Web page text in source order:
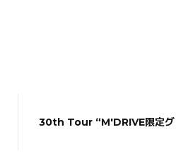
30th Tour “M'DRIVE限定グ